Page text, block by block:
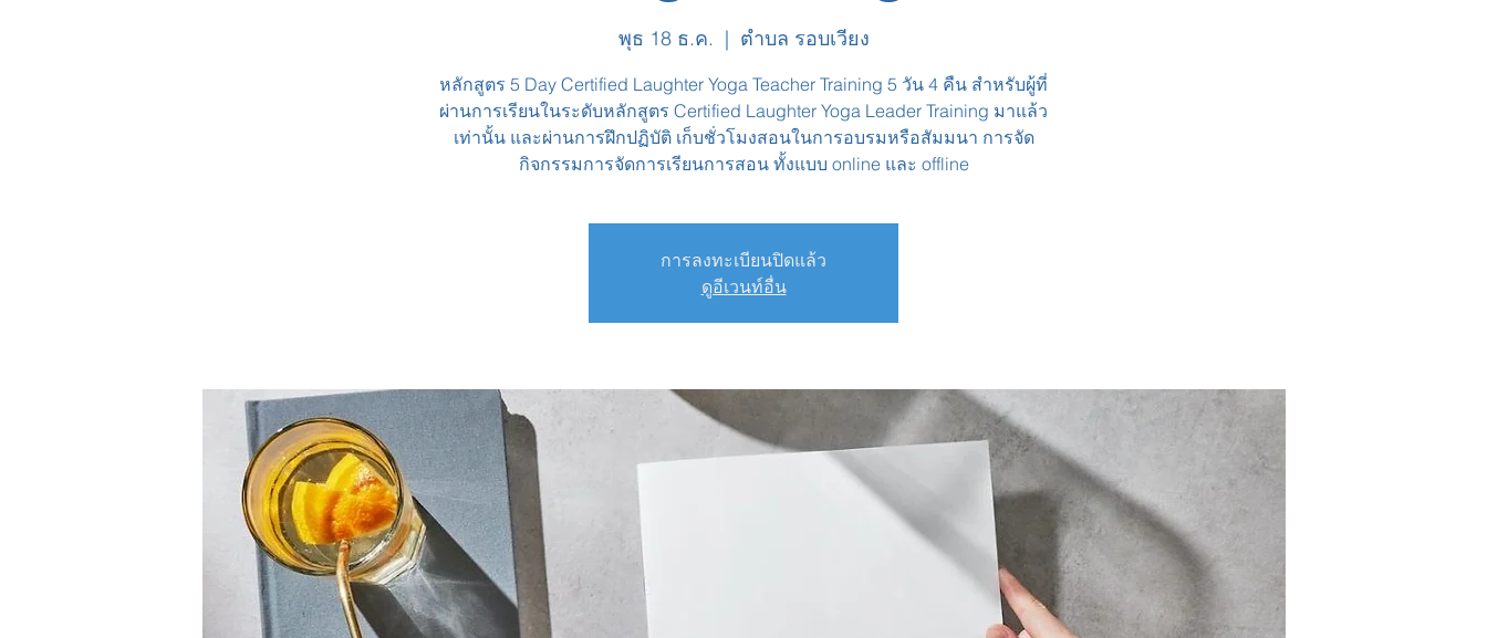
พุธ 18 ธ.ค.
  |
ตำบล รอบเวียง
หลักสูตร 5 Day Certified Laughter Yoga Teacher Training 5 วัน 4 คืน สำหรับผู้ที่
ผ่านการเรียนในระดับหลักสูตร Certified Laughter Yoga Leader Training มาแล้ว
เท่านั้น และผ่านการฝึกปฏิบัติ เก็บชั่วโมงสอนในการอบรมหรือสัมมนา การจัด
กิจกรรมการจัดการเรียนการสอน ทั้งแบบ online และ offline
การลงทะเบียนปิดแล้ว
ดูอีเวนท์อื่น